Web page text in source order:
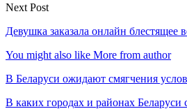
Next Post
Девушка заказала онлайн блестящее
You might also like More from author
В Беларуси ожидают смягчения
В каких городах и районах